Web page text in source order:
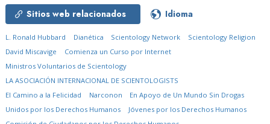
Sitios web relacionados Idioma
L. Ronald Hubbard Dianética Scientology Network
Scientology Religion
David Miscavige
Comienza un Curso por Internet
Ministros Voluntarios de Scientology
LA ASOCIACIÓN INTERNACIONAL DE SCIENTOLOGISTS
El Camino a la Felicidad
Narconon
En Apoyo de Un Mundo Sin Drogas
Unidos por los Derechos Humanos
Jóvenes por los Derechos Humanos